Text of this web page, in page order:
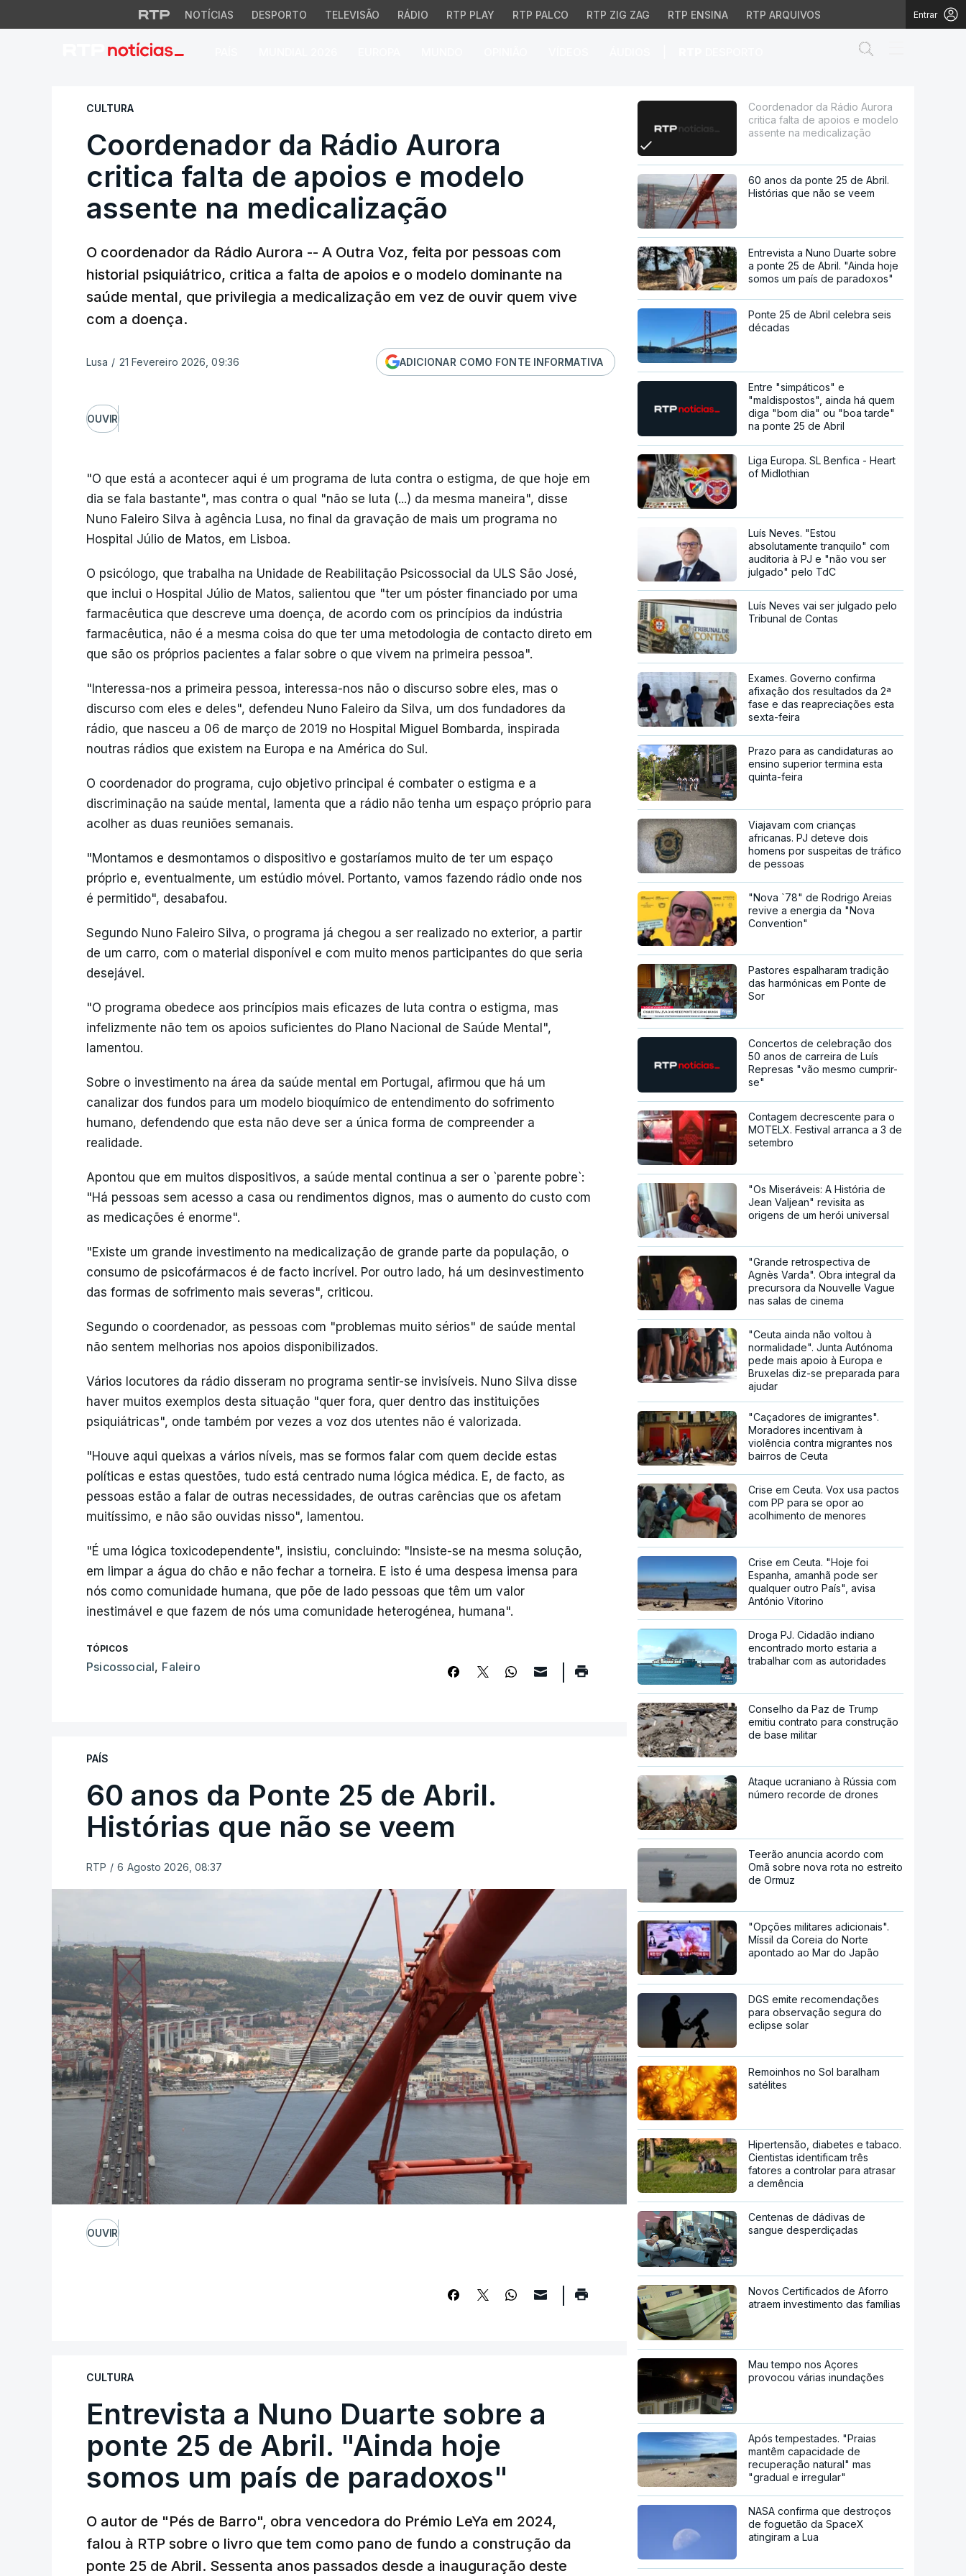
NOTÍCIAS DESPORTO TELEVISÃO RÁDIO RTP PLAY RTP PALCO RTP ZIG ZAG RTP ENSINA RTP ARQUIVOS Entrar
Coordenador da Rádio Aurora critica falta de apoios e modelo
CULTURA
Coordenador da Rádio Aurora
critica falta de apoios e modelo
assente na medicalização
O coordenador da Rádio Aurora -- A Outra Voz, feita por pessoas com
historial psiquiátrico, critica a falta de apoios e o modelo dominante na
saúde mental, que privilegia a medicalização em vez de ouvir quem vive
com a doença.
Lusa / 21 Fevereiro 2026, 09:36 ADICIONAR COMO FONTE INFORMATIVA
OUVIR
"O que está a acontecer aqui é um programa de luta contra o estigma, de que hoje em
dia se fala bastante", mas contra o qual "não se luta (...) da mesma maneira", disse
Nuno Faleiro Silva à agência Lusa, no final da gravação de mais um programa no
Hospital Júlio de Matos, em Lisboa.
O psicólogo, que trabalha na Unidade de Reabilitação Psicossocial da ULS São José,
que inclui o Hospital Júlio de Matos, salientou que "ter um póster financiado por uma
farmacêutica que descreve uma doença, de acordo com os princípios da indústria
farmacêutica, não é a mesma coisa do que ter uma metodologia de contacto direto em
que são os próprios pacientes a falar sobre o que vivem na primeira pessoa".
"Interessa-nos a primeira pessoa, interessa-nos não o discurso sobre eles, mas o
discurso com eles e deles", defendeu Nuno Faleiro da Silva, um dos fundadores da
rádio, que nasceu a 06 de março de 2019 no Hospital Miguel Bombarda, inspirada
noutras rádios que existem na Europa e na América do Sul.
O coordenador do programa, cujo objetivo principal é combater o estigma e a
discriminação na saúde mental, lamenta que a rádio não tenha um espaço próprio para
acolher as duas reuniões semanais.
"Montamos e desmontamos o dispositivo e gostaríamos muito de ter um espaço
próprio e, eventualmente, um estúdio móvel. Portanto, vamos fazendo rádio onde nos
é permitido", desabafou.
Segundo Nuno Faleiro Silva, o programa já chegou a ser realizado no exterior, a partir
de um carro, com o material disponível e com muito menos participantes do que seria
desejável.
"O programa obedece aos princípios mais eficazes de luta contra o estigma, mas
infelizmente não tem os apoios suficientes do Plano Nacional de Saúde Mental",
lamentou.
Sobre o investimento na área da saúde mental em Portugal, afirmou que há um
canalizar dos fundos para um modelo bioquímico de entendimento do sofrimento
humano, defendendo que esta não deve ser a única forma de compreender a
realidade.
Apontou que em muitos dispositivos, a saúde mental continua a ser o `parente pobre`:
"Há pessoas sem acesso a casa ou rendimentos dignos, mas o aumento do custo com
as medicações é enorme".
"Existe um grande investimento na medicalização de grande parte da população, o
consumo de psicofármacos é de facto incrível. Por outro lado, há um desinvestimento
das formas de sofrimento mais severas", criticou.
Segundo o coordenador, as pessoas com "problemas muito sérios" de saúde mental
não sentem melhorias nos apoios disponibilizados.
Vários locutores da rádio disseram no programa sentir-se invisíveis. Nuno Silva disse
haver muitos exemplos desta situação "quer fora, quer dentro das instituições
psiquiátricas", onde também por vezes a voz dos utentes não é valorizada.
"Houve aqui queixas a vários níveis, mas se formos falar com quem decide estas
políticas e estas questões, tudo está centrado numa lógica médica. E, de facto, as
pessoas estão a falar de outras necessidades, de outras carências que os afetam
muitíssimo, e não são ouvidas nisso", lamentou.
"É uma lógica toxicodependente", insistiu, concluindo: "Insiste-se na mesma solução,
em limpar a água do chão e não fechar a torneira. E isto é uma despesa imensa para
nós como comunidade humana, que põe de lado pessoas que têm um valor
inestimável e que fazem de nós uma comunidade heterogénea, humana".
TÓPICOS
Psicossocial, Faleiro
PAÍS
60 anos da Ponte 25 de Abril.
Histórias que não se veem
RTP / 6 Agosto 2026, 08:37
OUVIR
CULTURA
Entrevista a Nuno Duarte sobre a
ponte 25 de Abril. "Ainda hoje
somos um país de paradoxos"
O autor de "Pés de Barro", obra vencedora do Prémio LeYa em 2024,
falou à RTP sobre o livro que tem como pano de fundo a construção da
ponte 25 de Abril. Sessenta anos passados desde a inauguração deste
Coordenador da Rádio Aurora
critica falta de apoios e modelo
assente na medicalização
60 anos da ponte 25 de Abril.
Histórias que não se veem
Entrevista a Nuno Duarte sobre
a ponte 25 de Abril. "Ainda hoje
somos um país de paradoxos"
Ponte 25 de Abril celebra seis
décadas
Entre "simpáticos" e
"maldispostos", ainda há quem
diga "bom dia" ou "boa tarde"
na ponte 25 de Abril
Liga Europa. SL Benfica - Heart
of Midlothian
Luís Neves. "Estou
absolutamente tranquilo" com
auditoria à PJ e "não vou ser
julgado" pelo TdC
Luís Neves vai ser julgado pelo
Tribunal de Contas
Exames. Governo confirma
afixação dos resultados da 2ª
fase e das reapreciações esta
sexta-feira
Prazo para as candidaturas ao
ensino superior termina esta
quinta-feira
Viajavam com crianças
africanas. PJ deteve dois
homens por suspeitas de tráfico
de pessoas
"Nova `78" de Rodrigo Areias
revive a energia da "Nova
Convention"
Pastores espalharam tradição
das harmónicas em Ponte de
Sor
Concertos de celebração dos
50 anos de carreira de Luís
Represas "vão mesmo cumprir-
se"
Contagem decrescente para o
MOTELX. Festival arranca a 3 de
setembro
"Os Miseráveis: A História de
Jean Valjean" revisita as
origens de um herói universal
"Grande retrospectiva de
Agnès Varda". Obra integral da
precursora da Nouvelle Vague
nas salas de cinema
"Ceuta ainda não voltou à
normalidade". Junta Autónoma
pede mais apoio à Europa e
Bruxelas diz-se preparada para
ajudar
"Caçadores de imigrantes".
Moradores incentivam à
violência contra migrantes nos
bairros de Ceuta
Crise em Ceuta. Vox usa pactos
com PP para se opor ao
acolhimento de menores
Crise em Ceuta. "Hoje foi
Espanha, amanhã pode ser
qualquer outro País", avisa
António Vitorino
Droga PJ. Cidadão indiano
encontrado morto estaria a
trabalhar com as autoridades
Conselho da Paz de Trump
emitiu contrato para construção
de base militar
Ataque ucraniano à Rússia com
número recorde de drones
Teerão anuncia acordo com
Omã sobre nova rota no estreito
de Ormuz
"Opções militares adicionais".
Míssil da Coreia do Norte
apontado ao Mar do Japão
DGS emite recomendações
para observação segura do
eclipse solar
Remoinhos no Sol baralham
satélites
Hipertensão, diabetes e tabaco.
Cientistas identificam três
fatores a controlar para atrasar
a demência
Centenas de dádivas de
sangue desperdiçadas
Novos Certificados de Aforro
atraem investimento das famílias
Mau tempo nos Açores
provocou várias inundações
Após tempestades. "Praias
mantêm capacidade de
recuperação natural" mas
"gradual e irregular"
NASA confirma que destroços
de foguetão da SpaceX
atingiram a Lua